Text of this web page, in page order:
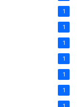
1
1
1
1
1
1